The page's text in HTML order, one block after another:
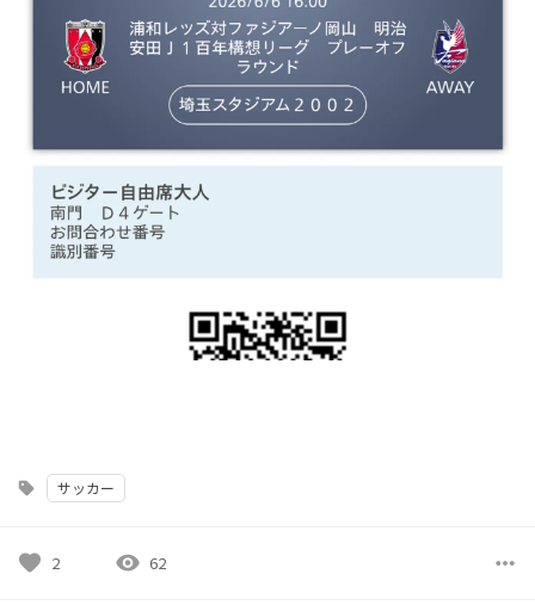
sell サッカー
favorite 2 visibility 62 more_horiz